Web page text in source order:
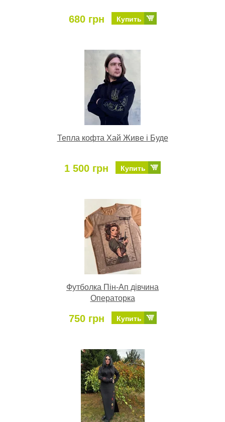
680 грн Купить
Тепла кофта Хай Живе і Буде
1 500 грн Купить
Футболка Пін-Ап дівчина
Операторка
750 грн Купить